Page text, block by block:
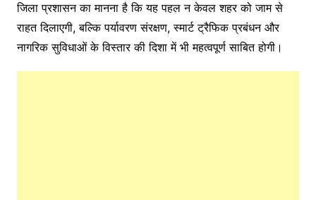
जिला प्रशासन का मानना है कि यह पहल न केवल शहर को जाम से
राहत दिलाएगी, बल्कि पर्यावरण संरक्षण, स्मार्ट ट्रैफिक प्रबंधन और
नागरिक सुविधाओं के विस्तार की दिशा में भी महत्वपूर्ण साबित होगी।